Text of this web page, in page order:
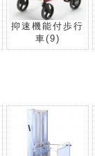
抑速機能付歩行
車(9)